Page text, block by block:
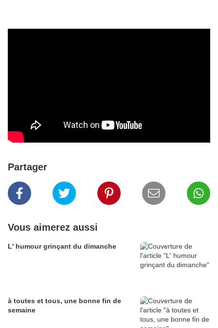
Partager
Vous aimerez aussi
L' humour grinçant du dimanche
à toutes et tous, une bonne fin de
semaine